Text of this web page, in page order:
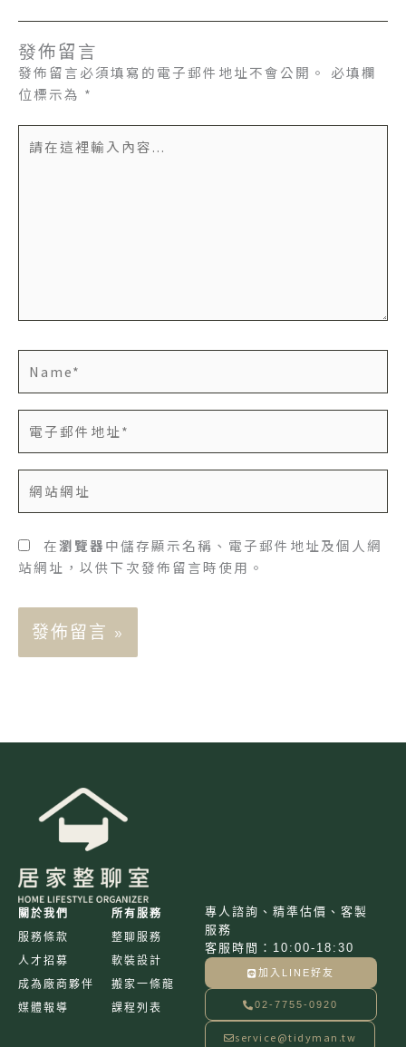
發佈留言
發佈留言必須填寫的電子郵件地址不會公開。
必填欄
位標示為 *
在
子
件
*
站
址
在瀏覽器中儲存顯示名稱、電子郵件地址及個人網
站網址，以供下次發佈留言時使用。
關於我們
服務條款
人才招募
成為廠商夥伴
媒體報導
所有服務
整聊服務
軟裝設計
搬家一條龍
課程列表
專人諮詢、精準估價、客製
服務
客服時間：10:00-18:30
加入LINE好友
02-7755-0920
service@tidyman.tw